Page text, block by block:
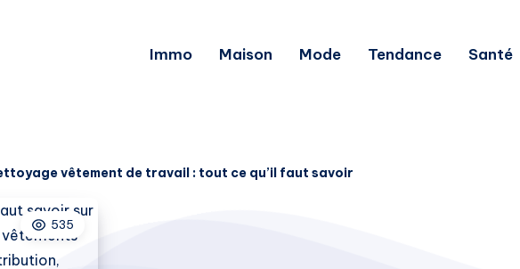
Immo Maison Mode Tendance Santé
vêtement de travail : tout ce qu’il faut savoir
535